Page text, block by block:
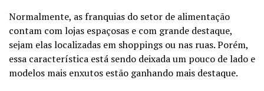
Normalmente, asfranquias do setor de alimentação
contam com lojas espaçosas e com grande destaque,
sejam elas localizadas em shoppings ou nas ruas. Porém,
essa característica está sendo deixada um pouco de lado e
modelos mais enxutos estão ganhando mais destaque.